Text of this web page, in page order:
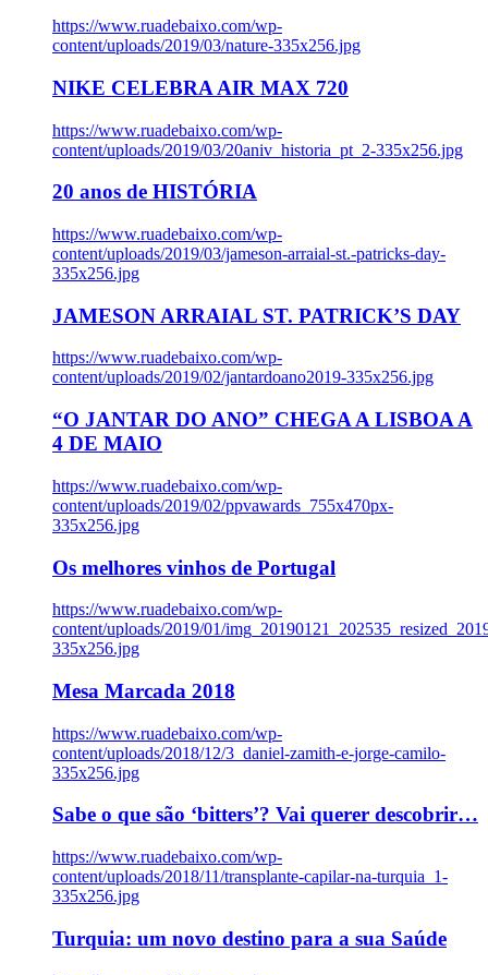
https://www.ruadebaixo.com/wp-
content/uploads/2019/03/nature-335x256.jpg
NIKE CELEBRA AIR MAX 720
https://www.ruadebaixo.com/wp-
content/uploads/2019/03/20aniv_historia_pt_2-335x256.jpg
20 anos de HISTÓRIA
https://www.ruadebaixo.com/wp-
content/uploads/2019/03/jameson-arraial-st.-patricks-day-
335x256.jpg
JAMESON ARRAIAL ST. PATRICK’S DAY
https://www.ruadebaixo.com/wp-
content/uploads/2019/02/jantardoano2019-335x256.jpg
“O JANTAR DO ANO” CHEGA A LISBOA A
4 DE MAIO
https://www.ruadebaixo.com/wp-
content/uploads/2019/02/ppvawards_755x470px-
335x256.jpg
Os melhores vinhos de Portugal
https://www.ruadebaixo.com/wp-
content/uploads/2019/01/
335x256.jpg
Mesa Marcada 2018
https://www.ruadebaixo.com/wp-
content/uploads/2018/12/3_daniel-zamith-e-jorge-camilo-
335x256.jpg
Sabe o que são ‘bitters’? Vai querer descobrir…
https://www.ruadebaixo.com/wp-
content/uploads/2018/11/transplante-capilar-na-turquia_1-
335x256.jpg
Turquia: um novo destino para a sua Saúde